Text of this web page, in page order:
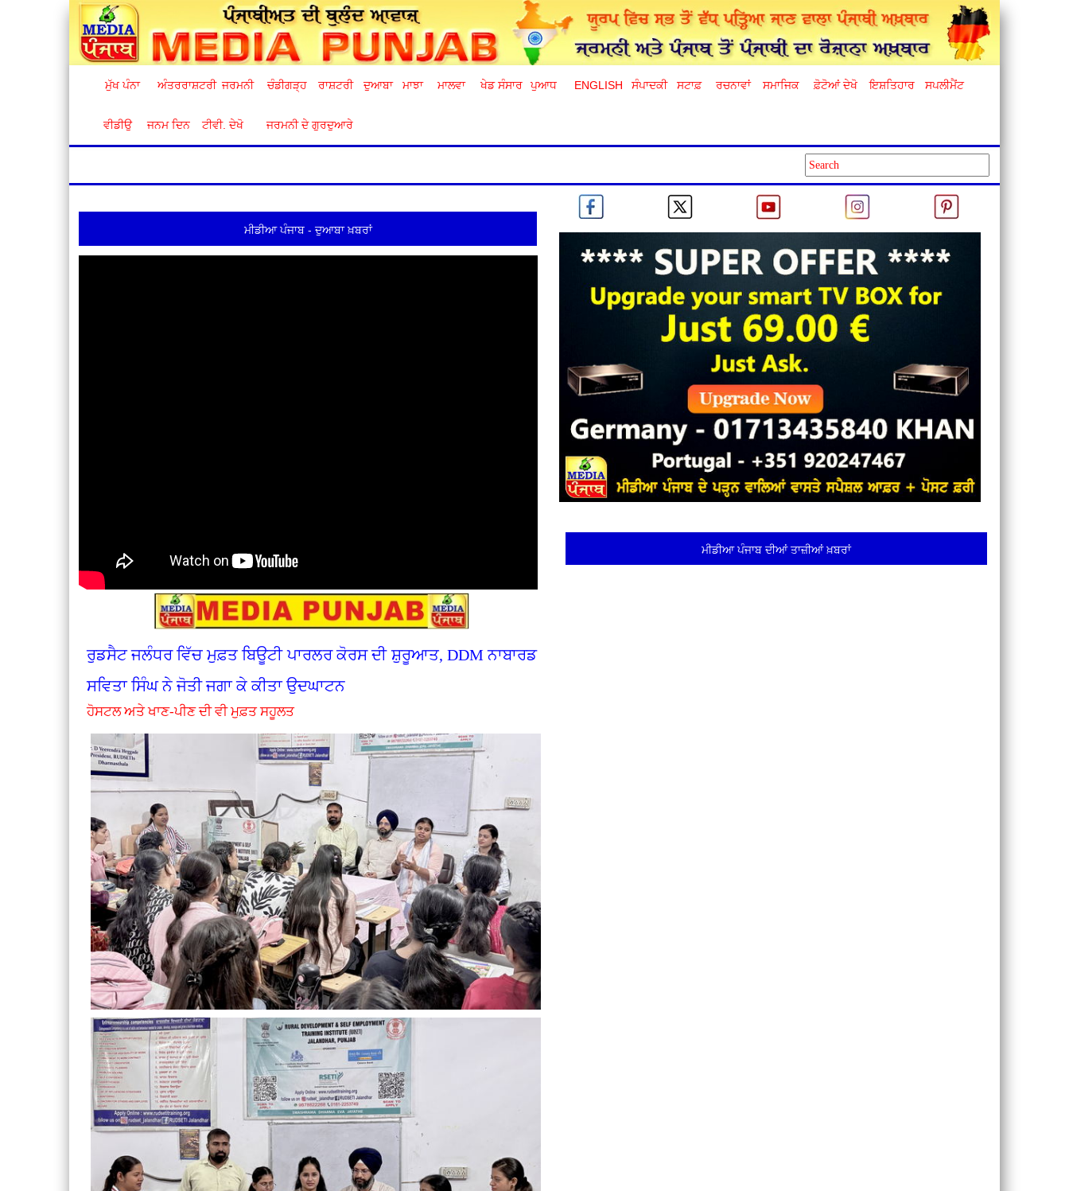
ਮੁੱਖ ਪੰਨਾ ਅੰਤਰਰਾਸ਼ਟਰੀ ਜਰਮਨੀ ਚੰਡੀਗੜ੍ਹ ਰਾਸ਼ਟਰੀ ਦੁਆਬਾ ਮਾਝਾ ਮਾਲਵਾ ਖੇਡ ਸੰਸਾਰ ਪੁਆਧ ENGLISH ਸੰਪਾਦਕੀ ਸਟਾਫ਼ ਰਚਨਾਵਾਂ ਸਮਾਜਿਕ ਫ਼ੋਟੋਆਂ ਦੇਖੋ ਇਸ਼ਤਿਹਾਰ ਸਪਲੀਮੈਂਟ
ਵੀਡੀਉ ਜਨਮ ਦਿਨ ਟੀਵੀ. ਦੇਖੋ ਜਰਮਨੀ ਦੇ ਗੁਰਦੁਆਰੇ
ਮੀਡੀਆ ਪੰਜਾਬ - ਦੁਆਬਾ ਖ਼ਬਰਾਂ
ਰੁਡਸੈਟ ਜਲੰਧਰ ਵਿੱਚ ਮੁਫ਼ਤ ਬਿਊਟੀ ਪਾਰਲਰ ਕੋਰਸ ਦੀ ਸ਼ੁਰੂਆਤ, DDM ਨਾਬਾਰਡ
ਸਵਿਤਾ ਸਿੰਘ ਨੇ ਜੋਤੀ ਜਗਾ ਕੇ ਕੀਤਾ ਉਦਘਾਟਨ
ਹੋਸਟਲ ਅਤੇ ਖਾਣ-ਪੀਣ ਦੀ ਵੀ ਮੁਫ਼ਤ ਸਹੂਲਤ
ਮੀਡੀਆ ਪੰਜਾਬ ਦੀਆਂ ਤਾਜ਼ੀਆਂ ਖ਼ਬਰਾਂ